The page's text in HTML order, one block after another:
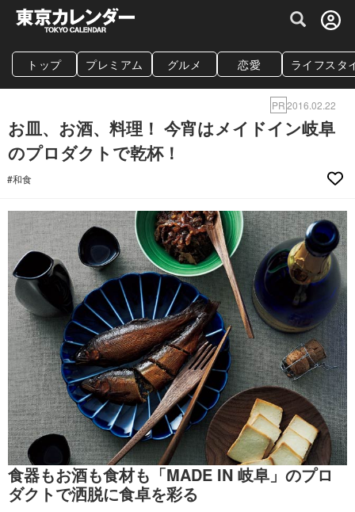
グルメ情報・プレミアムレストラン予約
トップ プレミアム グルメ 恋愛 ライフスタ
PR2016.02.22
お皿、お酒、料理！ 今宵はメイドイン岐阜
のプロダクトで乾杯！
#和食
食器もお酒も食材も「MADE IN 岐阜」のプロ
ダクトで洒脱に食卓を彩る